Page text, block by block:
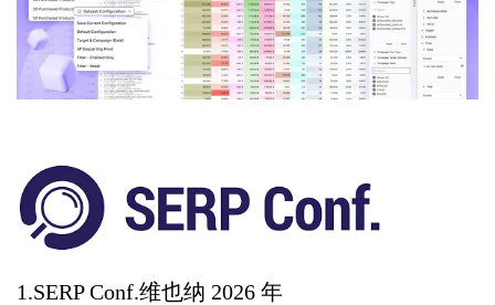
1.SERP Conf.维也纳 2026 年